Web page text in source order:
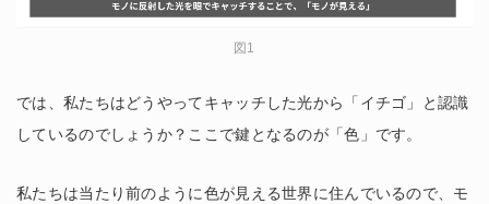
図1
では、私たちはどうやってキャッチした光から「イチゴ」と認識
しているのでしょうか？ここで鍵となるのが「色」です。
私たちは当たり前のように色が見える世界に住んでいるので、モ